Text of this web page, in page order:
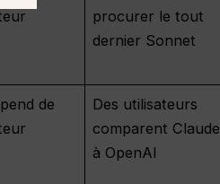
procurer le tout
dernier Sonnet
de
Des utilisateurs
comparent Claude
à OpenAI